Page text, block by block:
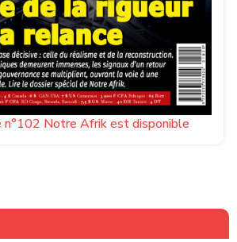
n°102 Notre Afrik est disponible